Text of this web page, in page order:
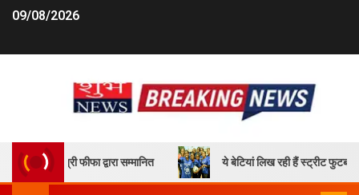
09/08/2026
फीफा द्वारा सम्मानित ये बेटियां लिख रही हैं स्ट्रीट फुटबॉल के जरिए